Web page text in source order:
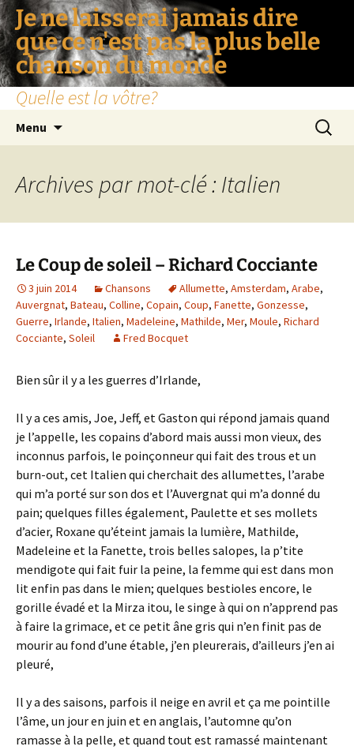
Je ne laisserai jamais dire
que ce n'est pas la plus belle
chanson du monde
Quelle est la vôtre?
Menu
Archives par mot-clé : Italien
Le Coup de soleil – Richard Cocciante
3 juin 2014 Chansons Allumette, Amsterdam, Arabe,
Auvergnat, Bateau, Colline, Copain, Coup, Fanette, Gonzesse,
Guerre, Irlande, Italien, Madeleine, Mathilde, Mer, Moule, Richard
Cocciante, Soleil Fred Bocquet
Bien sûr il y a les guerres d’Irlande,
Il y a ces amis, Joe, Jeff, et Gaston qui répond jamais quand
je l’appelle, les copains d’abord mais aussi mon vieux, des
inconnus parfois, le poinçonneur qui fait des trous et un
burn-out, cet Italien qui cherchait des allumettes, l’arabe
qui m’a porté sur son dos et l’Auvergnat qui m’a donné du
pain; quelques filles également, Paulette et ses mollets
d’acier, Roxane qu’éteint jamais la lumière, Mathilde,
Madeleine et la Fanette, trois belles salopes, la p’tite
mendigote qui fait fuir la peine, la femme qui est dans mon
lit enfin pas dans le mien; quelques bestioles encore, le
gorille évadé et la Mirza itou, le singe à qui on n’apprend pas
à faire la grimace, et ce petit âne gris qui n’en finit pas de
mourir au fond d’une étable, j’en pleurerais, d’ailleurs j’en ai
pleuré,
Il y a des saisons, parfois il neige en avril et ça me pointille
l’âme, un jour en juin et en anglais, l’automne qu’on
ramasse à la pelle, et quand tout est ramassé maintenant